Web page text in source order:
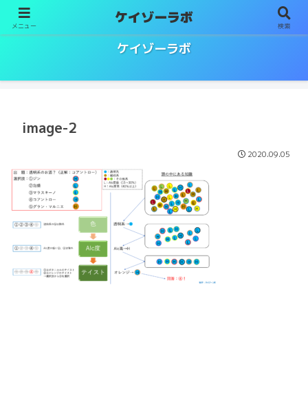
ケイゾーラボ
image-2
2020.09.05
メニュー ケイゾーラボ 検索